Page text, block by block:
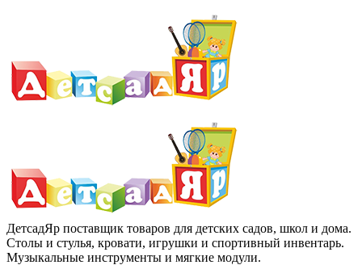
ДетсадЯр поставщик товаров для детских садов, школ и дома.
Столы и стулья, кровати, игрушки и спортивный инвентарь.
Музыкальные инструменты и мягкие модули.